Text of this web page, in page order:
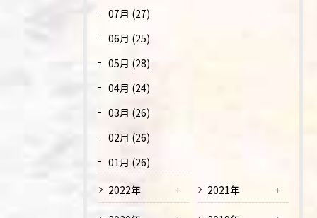
07月 (27)
06月 (25)
05月 (28)
04月 (24)
03月 (26)
02月 (26)
01月 (26)
2022年 2021年